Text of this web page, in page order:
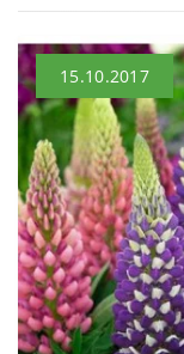
15.10.2017